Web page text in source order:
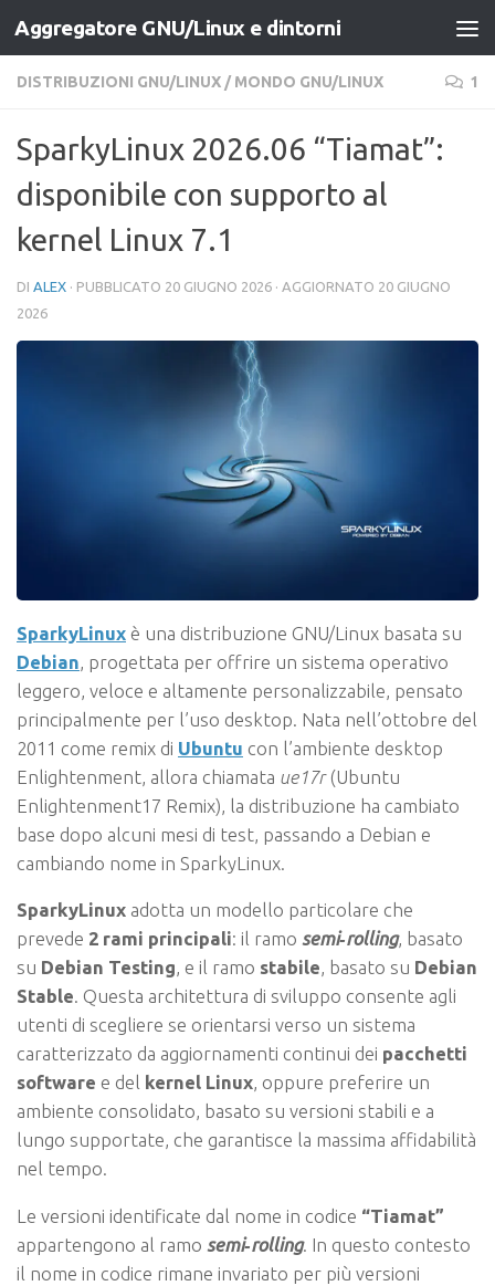
Salta al contenuto
Aggregatore GNU/Linux e dintorni
DISTRIBUZIONI GNU/LINUX / MONDO GNU/LINUX 1
SparkyLinux 2026.06 “Tiamat”:
disponibile con supporto al
kernel Linux 7.1
DI ALEX · PUBBLICATO 20 GIUGNO 2026 · AGGIORNATO 20 GIUGNO
2026
SparkyLinux è una distribuzione GNU/Linux basata su
Debian , progettata per offrire un sistema operativo
leggero, veloce e altamente personalizzabile, pensato
principalmente per l’uso desktop. Nata nell’ottobre del
2011 come remix di Ubuntu con l’ambiente desktop
Enlightenment, allora chiamata ue17r(Ubuntu
Enlightenment17 Remix), la distribuzione ha cambiato
base dopo alcuni mesi di test, passando a Debian e
cambiando nome in SparkyLinux.
SparkyLinux adotta un modello particolare che
prevede 2 rami principali: il ramo semi‑rolling, basato
su Debian Testing, e il ramo stabile, basato su Debian
Stable. Questa architettura di sviluppo consente agli
utenti di scegliere se orientarsi verso un sistema
caratterizzato da aggiornamenti continui dei pacchetti
software e del kernel Linux, oppure preferire un
ambiente consolidato, basato su versioni stabili e a
lungo supportate, che garantisce la massima affidabilità
nel tempo.
Le versioni identificate dal nome in codice “Tiamat”
appartengono al ramo semi‑rolling. In questo contesto
il nome in codice rimane invariato per più versioni